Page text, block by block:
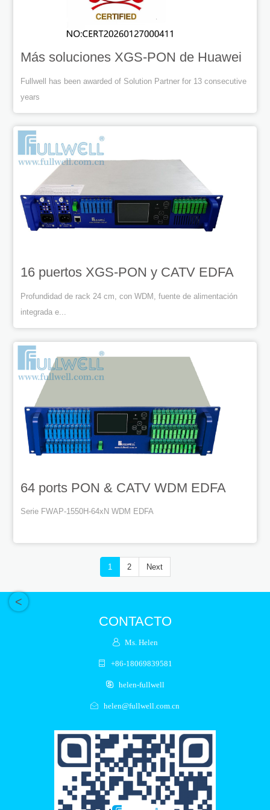
Más soluciones XGS-PON de Huawei
Fullwell has been awarded of Solution Partner for 13 consecutive
years
16 puertos XGS-PON y CATV EDFA
Profundidad de rack 24 cm, con WDM, fuente de alimentación
integrada e...
64 ports PON & CATV WDM EDFA
Serie FWAP-1550H-64xN WDM EDFA
1 2 Next
<
CONTACTO
Ms. Helen
+86-18069839581
helen-fullwell
helen@fullwell.com.cn